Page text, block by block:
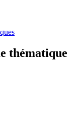
thématique